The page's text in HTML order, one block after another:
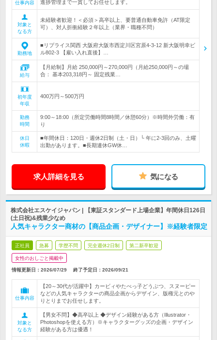
仕事内容 進捗管理まで一貫してお任せします。
対象と
なる方
未経験者歓迎！＜必須＞高卒以上、要普通自動車免許（AT限定
可）、対人折衝経験２年以上（業界・職種不問）
勤務地
■リプライス関西 大阪府大阪市西淀川区宮原4-3-12 新大阪明幸ビ
ル802-3 【雇い入れ直後】…
給与
【月給制】月給 250,000円～270,000円（月給250,000円～の場
合： 基本203,318円～ 固定残業…
初年度
年収
400万円～500万円
勤務
時間
9:00～18:00（所定労働時間8時間／休憩60分）※時間外労働：有
り
休日
休暇
■年間休日：120日・週休2日制（土・日）└ 年に2-3回のみ、土曜
出勤があります。■長期連休GW休…
求人詳細を見る 気になる
株式会社エスケイジャパン | 【東証スタンダード上場企業】年間休日126日
(土日祝)&残業少なめ
人気キャラクター商材の【商品企画・デザイナー】※経験者限定
正社員 急募 学歴不問 完全週休2日制 第二新卒歓迎
女性のおしごと掲載中
情報更新日：2026/07/29 終了予定日： 2026/09/21
仕事内容
【20～30代が活躍中】カービィやたべっ子どうぶつ、スヌーピー
などの人気キャラクターの商品企画からデザイン、版権元とのや
りとりまでお任せします。
対象と
なる方
【男女不問】◆高卒以上 ◆デザイン経験がある方（Illustrator・
Photoshopを使える方）※キャラクターグッズの企画・デザイン
経験がある方は優遇！